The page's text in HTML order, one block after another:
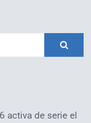
activa de serie el